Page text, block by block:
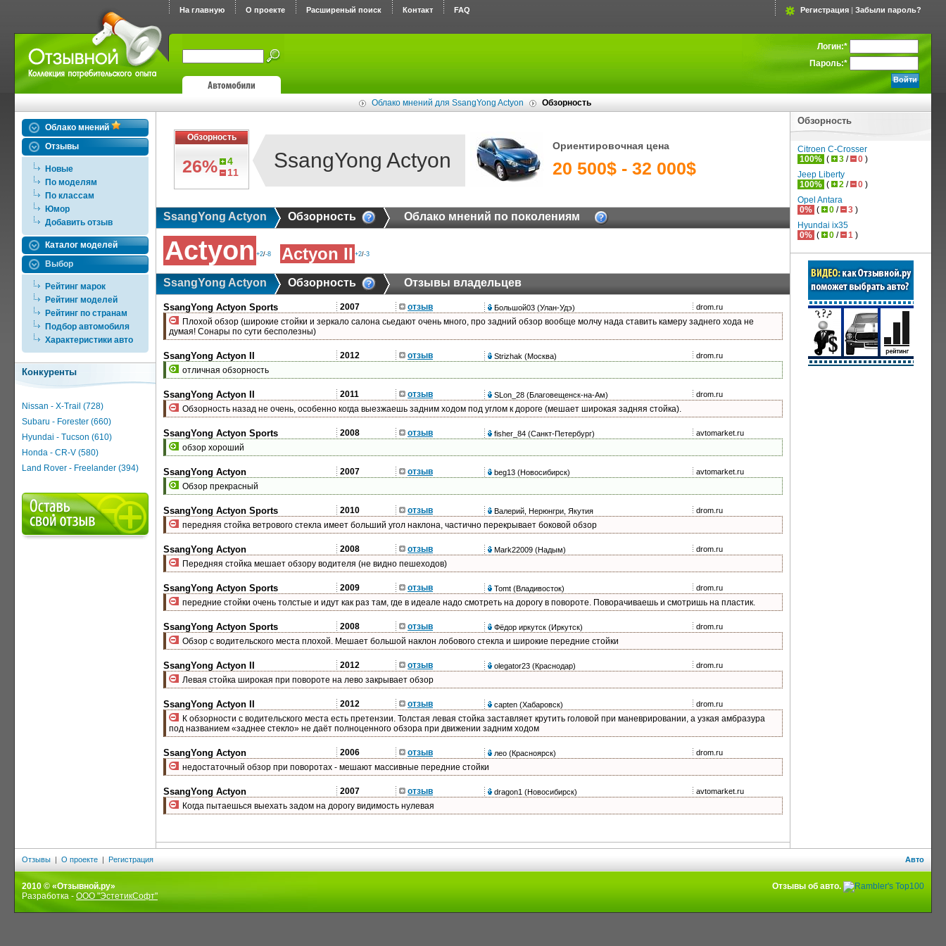
На главную О проекте Расширеный поиск Контакт FAQ Регистрация | Забыли пароль?
Логин:*
Пароль:*
Облако мнений для SsangYong Actyon Обзорность
Облако мнений
Отзывы
Новые
По моделям
По классам
Юмор
Добавить отзыв
Каталог моделей
Выбор
Рейтинг марок
Рейтинг моделей
Рейтинг по странам
Подбор автомобиля
Характеристики авто
Конкуренты
Nissan - X-Trail (728)
Subaru - Forester (660)
Hyundai - Tucson (610)
Honda - CR-V (580)
Land Rover - Freelander (394)
Обзорность
26%
4
11
SsangYong Actyon
Ориентировочная цена
20 500$ - 32 000$
SsangYong Actyon Обзорность Облако мнений по поколениям
Actyon +2/-8 Actyon II +2/-3
SsangYong Actyon Обзорность Отзывы владельцев
SsangYong Actyon Sports 2007 отзыв Большой03 (Улан-Удэ) drom.ru
Плохой обзор (широкие стойки и зеркало салона сьедают очень много, про задний обзор вообще молчу нада ставить камеру заднего хода не
думая! Сонары по сути бесполезны)
SsangYong Actyon II 2012 отзыв Strizhak (Москва) drom.ru
отличная обзорность
SsangYong Actyon II 2011 отзыв SLon_28 (Благовещенск-на-Ам) drom.ru
Обзорность назад не очень, особенно когда выезжаешь задним ходом под углом к дороге (мешает широкая задняя стойка).
SsangYong Actyon Sports 2008 отзыв fisher_84 (Санкт-Петербург) avtomarket.ru
обзор хороший
SsangYong Actyon 2007 отзыв beg13 (Новосибирск) avtomarket.ru
Обзор прекрасный
SsangYong Actyon Sports 2010 отзыв Валерий, Нерюнгри, Якутия drom.ru
передняя стойка ветрового стекла имеет больший угол наклона, частично перекрывает боковой обзор
SsangYong Actyon 2008 отзыв Mark22009 (Надым) drom.ru
Передняя стойка мешает обзору водителя (не видно пешеходов)
SsangYong Actyon Sports 2009 отзыв Tomt (Владивосток) drom.ru
передние стойки очень толстые и идут как раз там, где в идеале надо смотреть на дорогу в повороте. Поворачиваешь и смотришь на пластик.
SsangYong Actyon Sports 2008 отзыв Фёдор иркутск (Иркутск) drom.ru
Обзор с водительского места плохой. Мешает большой наклон лобового стекла и широкие передние стойки
SsangYong Actyon II 2012 отзыв olegator23 (Краснодар) drom.ru
Левая стойка широкая при повороте на лево закрывает обзор
SsangYong Actyon II 2012 отзыв capten (Хабаровск) drom.ru
К обзорности с водительского места есть претензии. Толстая левая стойка заставляет крутить головой при маневрировании, а узкая амбразура
под названием «заднее стекло» не даёт полноценного обзора при движении задним ходом
SsangYong Actyon 2006 отзыв лео (Красноярск) drom.ru
недостаточный обзор при поворотах - мешают массивные передние стойки
SsangYong Actyon 2007 отзыв dragon1 (Новосибирск) avtomarket.ru
Когда пытаешься выехать задом на дорогу видимость нулевая
Обзорность
Citroen C-Crosser
100% ( 3 / 0 )
Jeep Liberty
100% ( 2 / 0 )
Opel Antara
0% ( 0 / 3 )
Hyundai ix35
0% ( 0 / 1 )
Отзывы | О проекте | Регистрация Авто
2010 © «Отзывной.ру»
Разработка - ООО "ЭстетикСофт"
Отзывы об авто.